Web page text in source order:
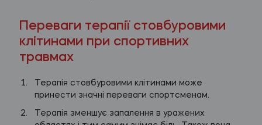
Переваги терапії стовбуровими
клітинами при спортивних
травмах
Терапія стовбуровими клітинами може
принести значні переваги спортсменам.
Терапія зменшує запалення в уражених